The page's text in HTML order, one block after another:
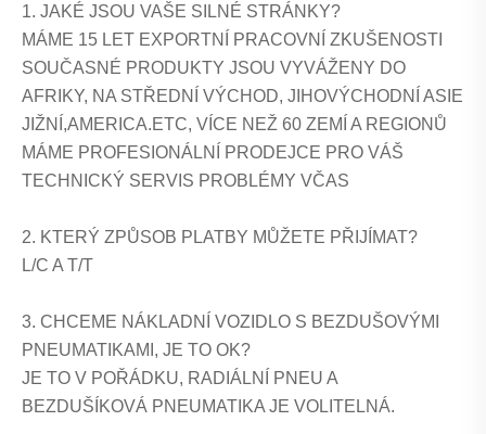
1. JAKÉ JSOU VAŠE SILNÉ STRÁNKY?
MÁME 15 LET EXPORTNÍ PRACOVNÍ ZKUŠENOSTI
SOUČASNÉ PRODUKTY JSOU VYVÁŽENY DO
AFRIKY, NA STŘEDNÍ VÝCHOD, JIHOVÝCHODNÍ ASIE
JIŽNÍ,AMERICA.ETC, VÍCE NEŽ 60 ZEMÍ A REGIONŮ
MÁME PROFESIONÁLNÍ PRODEJCE PRO VÁŠ
TECHNICKÝ SERVIS PROBLÉMY VČAS
2. KTERÝ ZPŮSOB PLATBY MŮŽETE PŘIJÍMAT?
L/C A T/T
3. CHCEME NÁKLADNÍ VOZIDLO S BEZDUŠOVÝMI
PNEUMATIKAMI, JE TO OK?
JE TO V POŘÁDKU, RADIÁLNÍ PNEU A
BEZDUŠÍKOVÁ PNEUMATIKA JE VOLITELNÁ.